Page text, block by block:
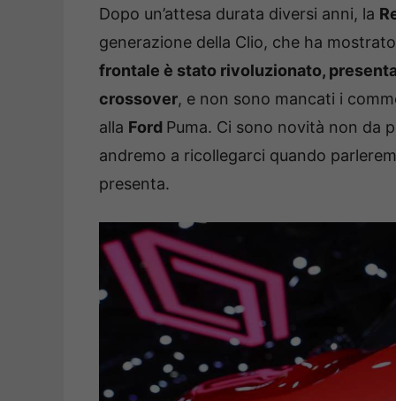
Dopo un’attesa durata diversi anni, la
generazione della Clio, che ha
frontale è stato rivoluzionato,
crossover, e non sono mancati i
alla Ford Puma. Ci sono novità non da
andremo a ricollegarci quando
presenta.